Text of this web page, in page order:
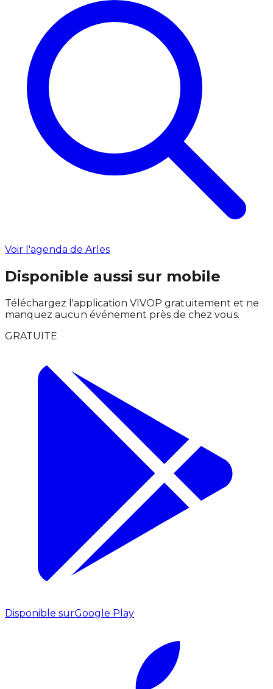
Voir l'agenda de Arles
Disponible aussi sur mobile
Téléchargez l'application VIVOP gratuitement et ne
manquez aucun événement près de chez vous.
GRATUITE
Disponible surGoogle Play